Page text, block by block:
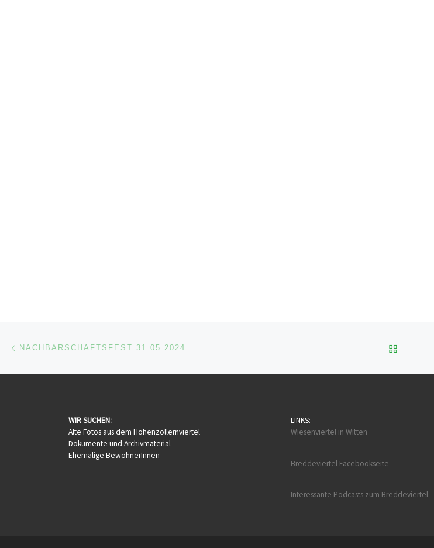
Beitragsnavigation
NACHBARSCHAFTSFEST 31.05.2024
WIR SUCHEN:
Alte Fotos aus dem Hohenzollernviertel
Dokumente und Archivmaterial
Ehemalige BewohnerInnen
LINKS:
Wiesenviertel in Witten
Breddeviertel Facebookseite
Interessante Podcasts zum Breddeviertel